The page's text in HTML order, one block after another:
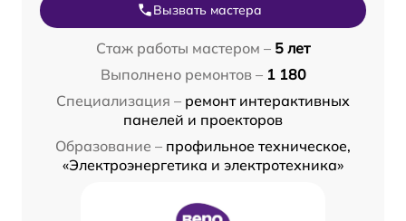
Вызвать мастера
Стаж работы мастером – 5 лет
Выполнено ремонтов – 1 180
Специализация – ремонт интерактивных
панелей и проекторов
Образование – профильное техническое,
«Электроэнергетика и электротехника»